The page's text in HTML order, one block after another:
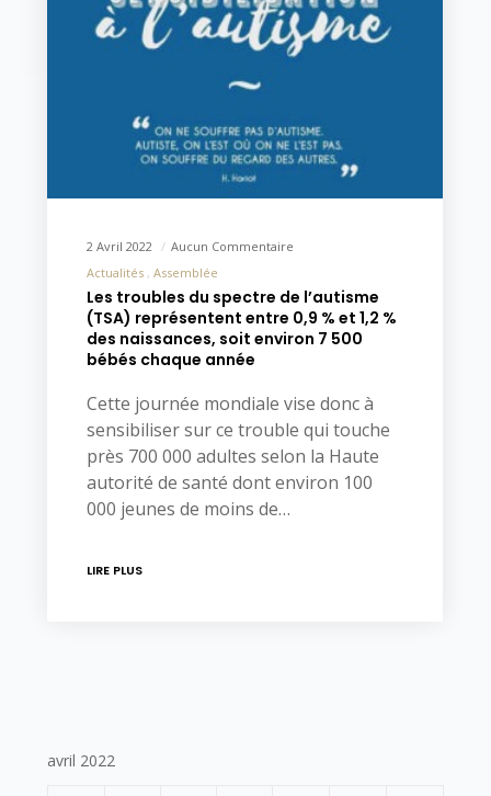
2 Avril 2022
Aucun Commentaire
Actualités
Assemblée
Les troubles du spectre de l’autisme
(TSA) représentent entre 0,9 % et 1,2 %
des naissances, soit environ 7 500
bébés chaque année
Cette journée mondiale vise donc à
sensibiliser sur ce trouble qui touche
près 700 000 adultes selon la Haute
autorité de santé dont environ 100
000 jeunes de moins de…
LIRE PLUS
avril 2022